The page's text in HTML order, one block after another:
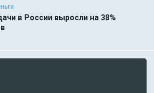
в России выросли на 38%